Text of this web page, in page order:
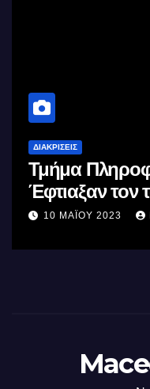
ΔΙΑΚΡΊΣΕΙΣ
Τμήμα
Έφτιαξαν τον
επεξεργαστή
10 ΜΑΪ́ΟΥ 2023